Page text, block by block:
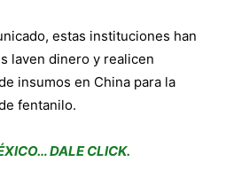
estas instituciones han
laven dinero y realicen
insumos en China para la
fentanilo.
DALE CLICK.